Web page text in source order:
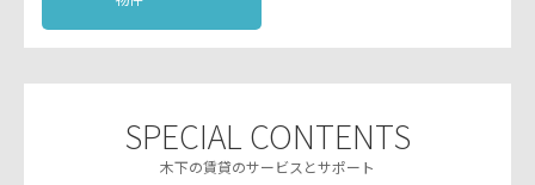
SPECIAL CONTENTS
木下の賃貸のサービスとサポート